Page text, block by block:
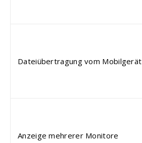
Dateiübertragung vom Mobilgerät
Anzeige mehrerer Monitore